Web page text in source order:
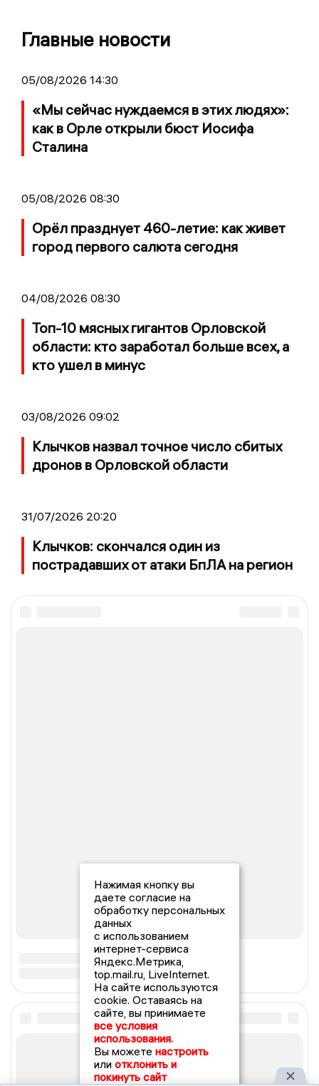
Главные новости
05/08/2026 14:30
«Мы сейчас нуждаемся в этих людях»:
как в Орле открыли бюст Иосифа
Сталина
05/08/2026 08:30
Орёл празднует 460-летие: как живет
город первого салюта сегодня
04/08/2026 08:30
Топ-10 мясных гигантов Орловской
области: кто заработал больше всех, а
кто ушел в минус
03/08/2026 09:02
Клычков назвал точное число сбитых
дронов в Орловской области
31/07/2026 20:20
Клычков: скончался один из
пострадавших от атаки БпЛА на регион
Нажимая кнопку вы
даете согласие на
обработку персональных
данных
с использованием
интернет-сервиса
Яндекс.Метрика,
top.mail.ru, LiveInternet.
На сайте используются
cookie. Оставаясь на
сайте, вы принимаете
все условия
использования.
Вы можете настроить
или отклонить и
покинуть сайт